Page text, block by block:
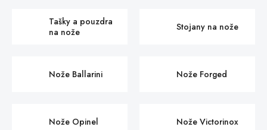
Tašky a pouzdra
na nože
Stojany na nože
Nože Ballarini Nože Forged
Nože Opinel Nože Victorinox